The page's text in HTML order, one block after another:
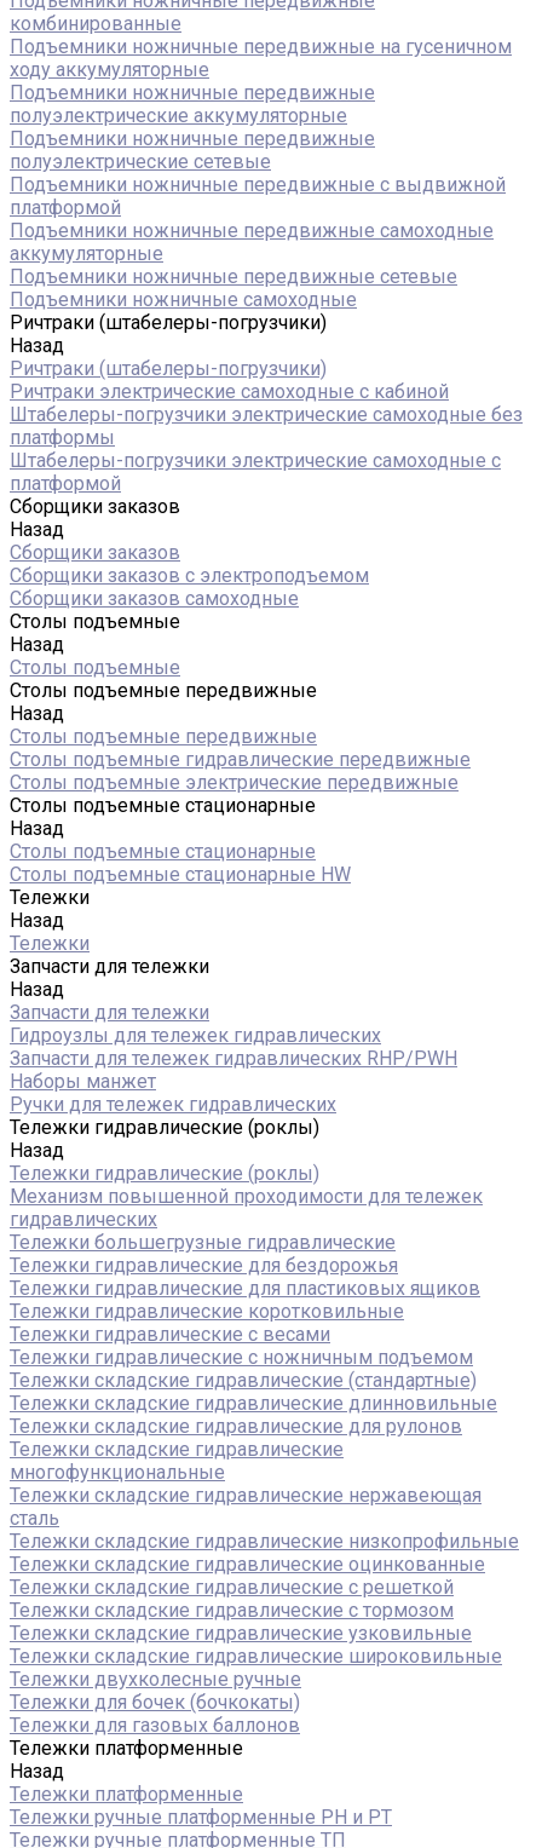
комбинированные
Подъемники ножничные передвижные на гусеничном
ходу аккумуляторные
Подъемники ножничные передвижные
полуэлектрические аккумуляторные
Подъемники ножничные передвижные
полуэлектрические сетевые
Подъемники ножничные передвижные с выдвижной
платформой
Подъемники ножничные передвижные самоходные
аккумуляторные
Подъемники ножничные передвижные сетевые
Подъемники ножничные самоходные
Ричтраки (штабелеры-погрузчики)
Назад
Ричтраки (штабелеры-погрузчики)
Ричтраки электрические самоходные с кабиной
Штабелеры-погрузчики электрические самоходные без
платформы
Штабелеры-погрузчики электрические самоходные с
платформой
Сборщики заказов
Назад
Сборщики заказов
Сборщики заказов с электроподъемом
Сборщики заказов самоходные
Столы подъемные
Назад
Столы подъемные
Столы подъемные передвижные
Назад
Столы подъемные передвижные
Столы подъемные гидравлические передвижные
Столы подъемные электрические передвижные
Столы подъемные стационарные
Назад
Столы подъемные стационарные
Столы подъемные стационарные HW
Тележки
Назад
Тележки
Запчасти для тележки
Назад
Запчасти для тележки
Гидроузлы для тележек гидравлических
Запчасти для тележек гидравлических RHP/PWH
Наборы манжет
Ручки для тележек гидравлических
Тележки гидравлические (роклы)
Назад
Тележки гидравлические (роклы)
Механизм повышенной проходимости для тележек
гидравлических
Тележки большегрузные гидравлические
Тележки гидравлические для бездорожья
Тележки гидравлические для пластиковых ящиков
Тележки гидравлические коротковильные
Тележки гидравлические с весами
Тележки гидравлические с ножничным подъемом
Тележки складские гидравлические (стандартные)
Тележки складские гидравлические длинновильные
Тележки складские гидравлические для рулонов
Тележки складские гидравлические
многофункциональные
Тележки складские гидравлические нержавеющая
сталь
Тележки складские гидравлические низкопрофильные
Тележки складские гидравлические оцинкованные
Тележки складские гидравлические с решеткой
Тележки складские гидравлические с тормозом
Тележки складские гидравлические узковильные
Тележки складские гидравлические широковильные
Тележки двухколесные ручные
Тележки для бочек (бочкокаты)
Тележки для газовых баллонов
Тележки платформенные
Назад
Тележки платформенные
Тележки ручные платформенные PH и PT
Тележки ручные платформенные ТП